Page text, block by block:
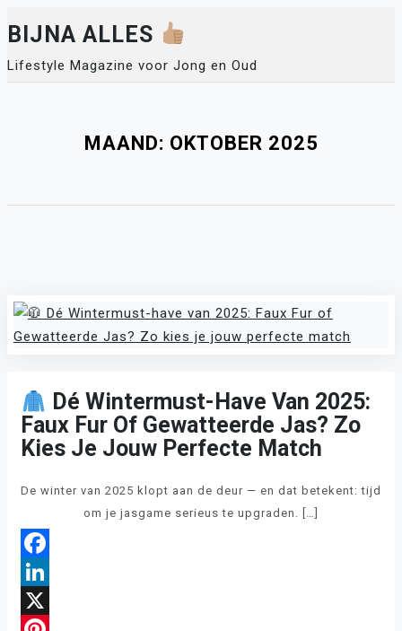
to
content
BIJNA ALLES
Lifestyle Magazine voor Jong en Oud
MAAND: OKTOBER 2025
Dé Wintermust-Have Van 2025:
Faux Fur Of Gewatteerde Jas? Zo
Kies Je Jouw Perfecte Match
De winter van 2025 klopt aan de deur — en dat betekent: tijd
om je jasgame serieus te upgraden. […]